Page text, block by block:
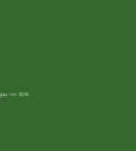
im BDK